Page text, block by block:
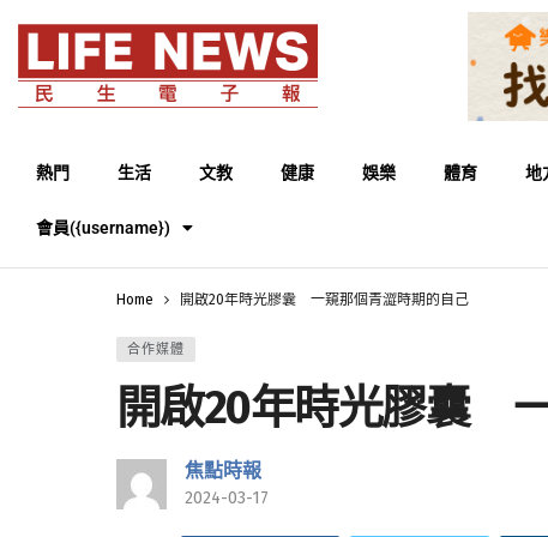
熱門 生活 文教 健康 娛樂 體育 地
會員({username})
Home 開啟20年時光膠囊 一窺那個青澀時期的自己
合作媒體
開啟20年時光膠囊
焦點時報
2024-03-17